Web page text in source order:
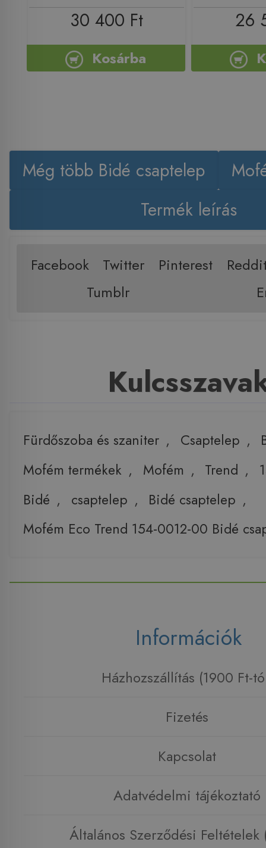
30 400 Ft
Kosárba
26
Még több Bidé csaptelep
Termék leírás
Facebook Twitter Pinterest
Tumblr
Fürdőszoba és szaniter , Csaptelep ,
Mofém termékek , Mofém , Trend ,
Bidé , csaptelep , Bidé csaptelep ,
Mofém Eco Trend 154-0012-00 Bidé
Információk
Házhozszállítás (1900 Ft-
Fizetés
Kapcsolat
Adatvédelmi tájékoztató
Általános Szerződési Feltételek